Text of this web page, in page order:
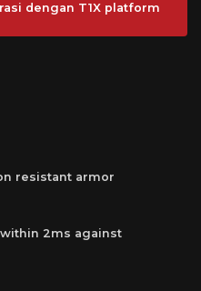
dengan T1X platform
resistant armor
2ms against